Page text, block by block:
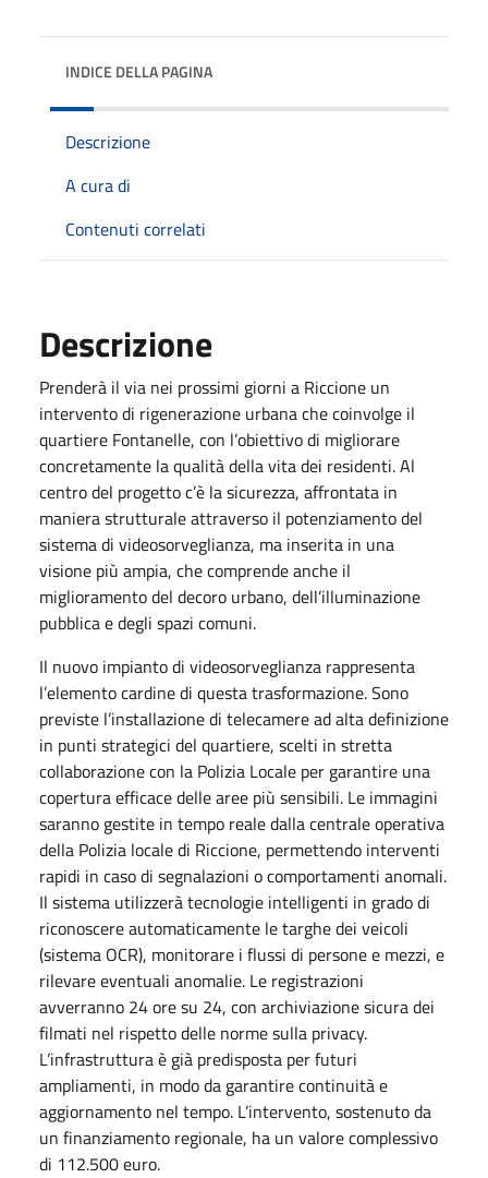
INDICE DELLA PAGINA
Descrizione
A cura di
Contenuti correlati
Descrizione
Prenderà il via nei prossimi giorni a Riccione un
intervento di rigenerazione urbana che coinvolge il
quartiere Fontanelle, con l’obiettivo di migliorare
concretamente la qualità della vita dei residenti. Al
centro del progetto c’è la sicurezza, affrontata in
maniera strutturale attraverso il potenziamento del
sistema di videosorveglianza, ma inserita in una
visione più ampia, che comprende anche il
miglioramento del decoro urbano, dell’illuminazione
pubblica e degli spazi comuni.
Il nuovo impianto di videosorveglianza rappresenta
l’elemento cardine di questa trasformazione. Sono
previste l’installazione di telecamere ad alta definizione
in punti strategici del quartiere, scelti in stretta
collaborazione con la Polizia Locale per garantire una
copertura efficace delle aree più sensibili. Le immagini
saranno gestite in tempo reale dalla centrale operativa
della Polizia locale di Riccione, permettendo interventi
rapidi in caso di segnalazioni o comportamenti anomali.
Il sistema utilizzerà tecnologie intelligenti in grado di
riconoscere automaticamente le targhe dei veicoli
(sistema OCR), monitorare i flussi di persone e mezzi, e
rilevare eventuali anomalie. Le registrazioni
avverranno 24 ore su 24, con archiviazione sicura dei
filmati nel rispetto delle norme sulla privacy.
L’infrastruttura è già predisposta per futuri
ampliamenti, in modo da garantire continuità e
aggiornamento nel tempo. L’intervento, sostenuto da
un finanziamento regionale, ha un valore complessivo
di 112.500 euro.